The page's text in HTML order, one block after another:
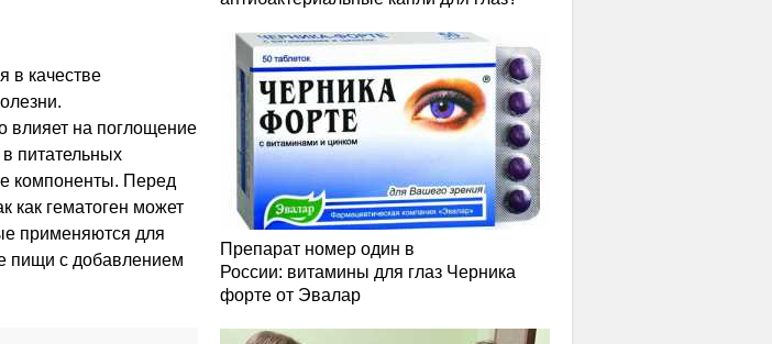
в качестве
влияет на поглощение
питательных
компоненты. Перед
как гематоген может
применяются для
пищи с добавлением
Препарат номер один в
России: витамины для глаз Черника
форте от Эвалар